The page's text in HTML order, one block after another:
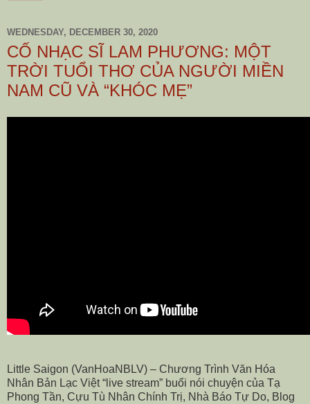
WEDNESDAY, DECEMBER 30, 2020
CỐ NHẠC SĨ LAM PHƯƠNG: MỘT
TRỜI TUỔI THƠ CỦA NGƯỜI MIỀN
NAM CŨ VÀ “KHÓC MẸ”
Little Saigon (VanHoaNBLV) – Chương Trình Văn Hóa
Nhân Bản Lạc Việt “live stream” buổi nói chuyện của Tạ
Phong Tần, Cựu Tù Nhân Chính Trị, Nhà Báo Tự Do, Blog